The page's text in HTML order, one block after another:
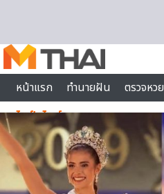
หน้าแรก
ทำนายฝัน ตรวจหวย
ไลฟ์สไตล์